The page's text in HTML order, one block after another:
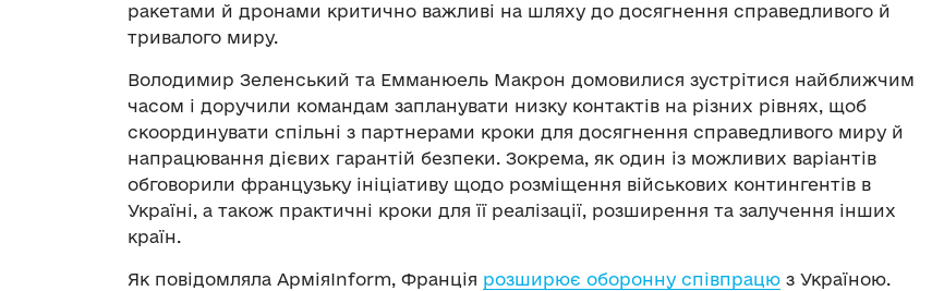
ракетами й дронами критично важливі на шляху до досягнення справедливого й
тривалого миру.
Володимир Зеленський та Емманюель Макрон домовилися зустрітися найближчим
часом і доручили командам запланувати низку контактів на різних рівнях, щоб
скоординувати спільні з партнерами кроки для досягнення справедливого миру й
напрацювання дієвих гарантій безпеки. Зокрема, як один із можливих варіантів
обговорили французьку ініціативу щодо розміщення військових контингентів в
Україні, а також практичні кроки для її реалізації, розширення та залучення інших
країн.
Як повідомляла АрміяInform, Франція розширює оборонну співпрацю з Україною.